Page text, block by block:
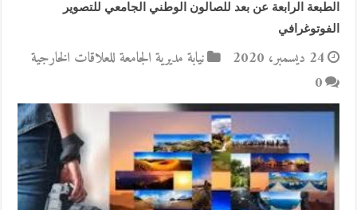
الطبعة الرابعة عن بعد للصالون الوطني الجامعي للتصوير
الفوتوغرافي
24 ديسمبر، 2020
نيابة مديرية الجامعة للعلاقات الخارجية
0